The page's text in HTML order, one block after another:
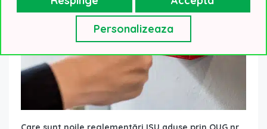
Personalizeaza